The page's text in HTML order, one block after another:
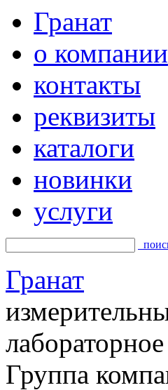
Гранат
о компании
контакты
реквизиты
каталоги
новинки
услуги
Гранат
Группа